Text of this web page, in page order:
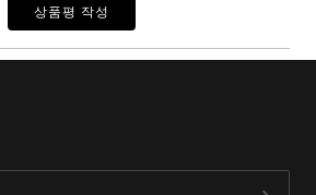
상품평 작성